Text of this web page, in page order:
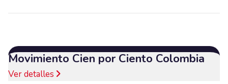
Movimiento Cien por Ciento Colombia
Ver detalles